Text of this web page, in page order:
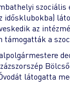
idősklubokba)
az
a
látogatta